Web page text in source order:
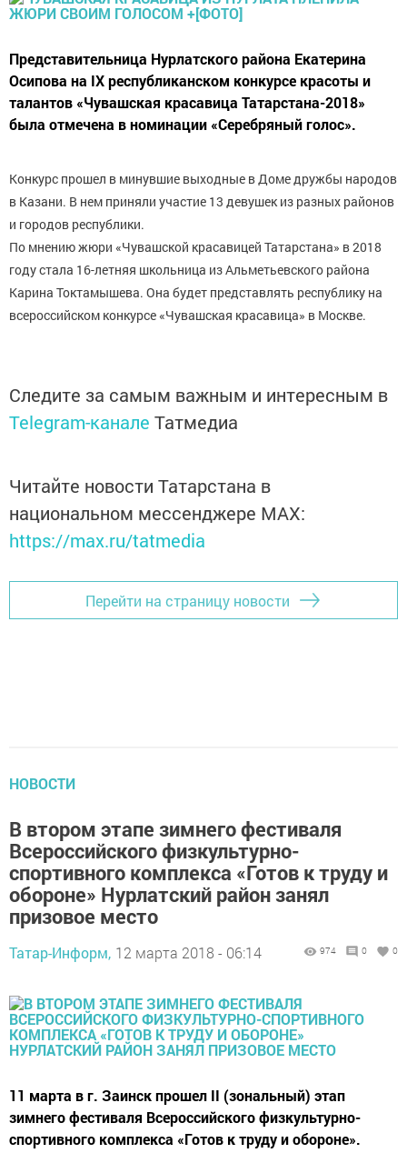
Представительница Нурлатского района Екатерина
Осипова на IX республиканском конкурсе красоты и
талантов «Чувашская красавица Татарстана-2018»
была отмечена в номинации «Серебряный голос».
Конкурс прошел в минувшие выходные в Доме дружбы народов
в Казани. В нем приняли участие 13 девушек из разных районов
и городов республики.
По мнению жюри «Чувашской красавицей Татарстана» в 2018
году стала 16-летняя школьница из Альметьевского района
Карина Токтамышева. Она будет представлять республику на
всероссийском конкурсе «Чувашская красавица» в Москве.
Следите за самым важным и интересным в
Telegram-канале Татмедиа
Читайте новости Татарстана в
национальном мессенджере MАХ:
https://max.ru/tatmedia
Перейти на страницу новости
НОВОСТИ
В втором этапе зимнего фестиваля
Всероссийского физкультурно-
спортивного комплекса «Готов к труду и
обороне» Нурлатский район занял
призовое место
Татар-Информ, 12 марта 2018 - 06:14 974 0 0
11 марта в г. Заинск прошел II (зональный) этап
зимнего фестиваля Всероссийского физкультурно-
спортивного комплекса «Готов к труду и обороне».